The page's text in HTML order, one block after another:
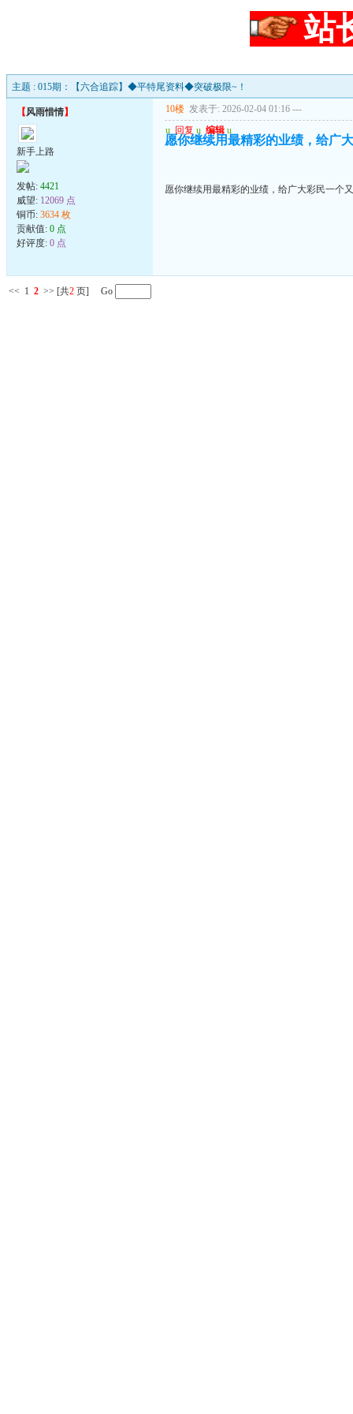
站
主题 : 015期：【六合追踪】◆平特尾资料◆突破极限~！
【风雨惜情】
新手上路
发帖: 4421
威望: 12069 点
铜币: 3634 枚
贡献值: 0 点
好评度: 0 点
10楼 发表于: 2026-02-04 01:16 ---
u 回复 u 编辑 u
愿你继续用最精彩的业绩，给广
愿你继续用最精彩的业绩，给广大彩民一个
<< 1 2 >> [共2 页] Go